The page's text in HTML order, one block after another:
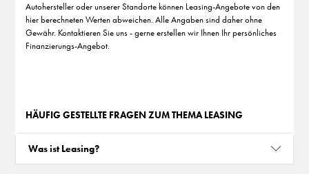
Autohersteller oder unserer Standorte können Leasing-Angebote von den
hier berechneten Werten abweichen. Alle Angaben sind daher ohne
Gewähr. Kontaktieren Sie uns - gerne erstellen wir Ihnen Ihr persönliches
Finanzierungs-Angebot.
HÄUFIG GESTELLTE FRAGEN ZUM THEMA LEASING
Was ist Leasing?